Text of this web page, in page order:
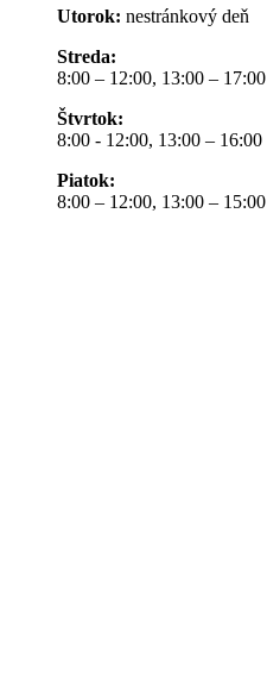
Utorok: nestránkový deň
Streda:
8:00 – 12:00, 13:00 – 17:00
Štvrtok:
8:00 - 12:00, 13:00 – 16:00
Piatok:
8:00 – 12:00, 13:00 – 15:00